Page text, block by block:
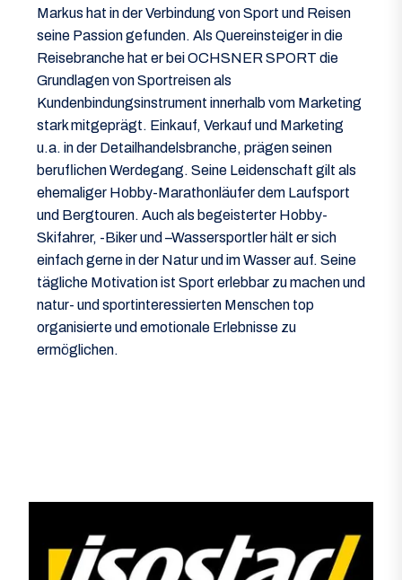
Markus hat in der Verbindung von Sport und Reisen
seine Passion gefunden. Als Quereinsteiger in die
Reisebranche hat er bei OCHSNER SPORT die
Grundlagen von Sportreisen als
Kundenbindungsinstrument innerhalb vom Marketing
stark mitgeprägt. Einkauf, Verkauf und Marketing
u.a. in der Detailhandelsbranche, prägen seinen
beruflichen Werdegang. Seine Leidenschaft gilt als
ehemaliger Hobby-Marathonläufer dem Laufsport
und Bergtouren. Auch als begeisterter Hobby-
Skifahrer, -Biker und –Wassersportler hält er sich
einfach gerne in der Natur und im Wasser auf. Seine
tägliche Motivation ist Sport erlebbar zu machen und
natur- und sportinteressierten Menschen top
organisierte und emotionale Erlebnisse zu
ermöglichen.